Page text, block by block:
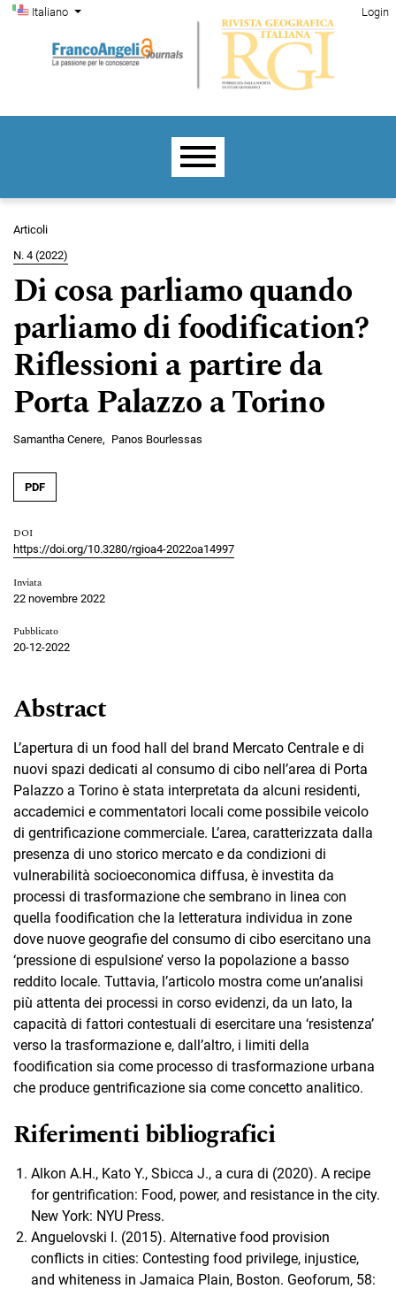
Salta al menu principale di navigazione
Salta al contenuto principale
Salta al piè di pagina del sito
Cambia la lingua. La lingua corrente è:
Italiano
Menu di amministrazione Login
Menu principale
Articoli
N. 4 (2022)
Di cosa parliamo quando
parliamo di foodification?
Riflessioni a partire da
Porta Palazzo a Torino
Samantha Cenere Panos Bourlessas
PDF
DOI
https://doi.org/10.3280/rgioa4-2022oa14997
Inviata
22 novembre 2022
Pubblicato
20-12-2022
Abstract
L’apertura di un food hall del brand Mercato Centrale e di
nuovi spazi dedicati al consumo di cibo nell’area di Porta
Palazzo a Torino è stata interpretata da alcuni residenti,
accademici e commentatori locali come possibile veicolo
di gentrificazione commerciale. L’area, caratterizzata dalla
presenza di uno storico mercato e da condizioni di
vulnerabilità socioeconomica diffusa, è investita da
processi di trasformazione che sembrano in linea con
quella foodification che la letteratura individua in zone
dove nuove geografie del consumo di cibo esercitano una
‘pressione di espulsione’ verso la popolazione a basso
reddito locale. Tuttavia, l’articolo mostra come un’analisi
più attenta dei processi in corso evidenzi, da un lato, la
capacità di fattori contestuali di esercitare una ‘resistenza’
verso la trasformazione e, dall’altro, i limiti della
foodification sia come processo di trasformazione urbana
che produce gentrificazione sia come concetto analitico.
Riferimenti bibliografici
Alkon A.H., Kato Y., Sbicca J., a cura di (2020). A recipe
for gentrification: Food, power, and resistance in the city.
New York: NYU Press.
Anguelovski I. (2015). Alternative food provision
conflicts in cities: Contesting food privilege, injustice,
and whiteness in Jamaica Plain, Boston. Geoforum, 58: